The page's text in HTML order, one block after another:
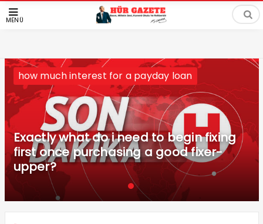
MENÜ
how much interest for a payday loan
Exactly what do i need to begin fixing
first once purchasing a good fixer-
upper?